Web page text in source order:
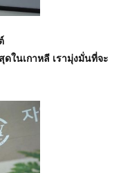
ในเกาหลี เรามุ่งมั่นที่จะ